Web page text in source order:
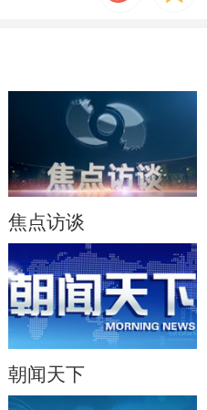
焦点访谈
朝闻天下